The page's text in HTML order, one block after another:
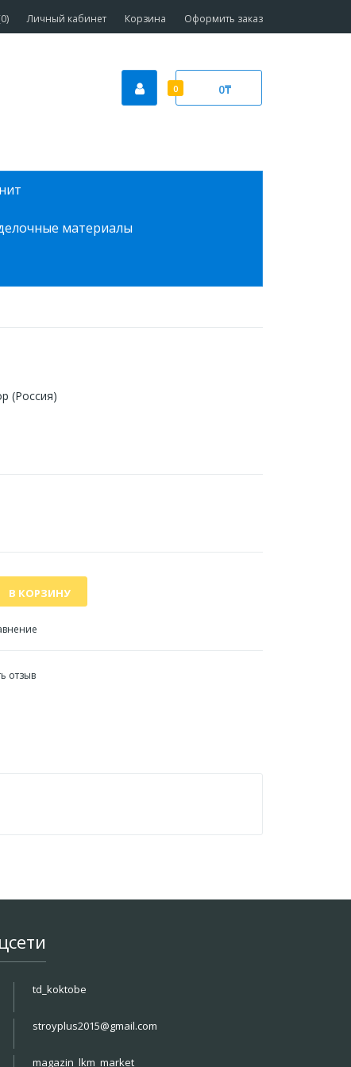
Личный кабинет Корзина Оформить заказ
0 0₸
материалы
(Россия)
отзыв
td_koktobe
stroyplus2015@gmail.com
magazin_lkm_market